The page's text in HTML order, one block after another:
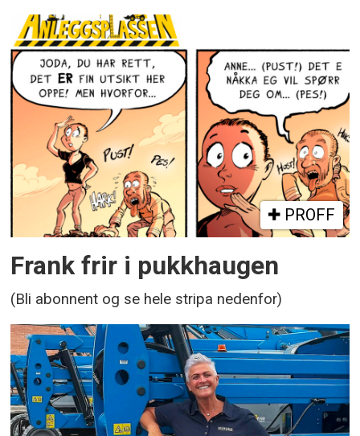
PROFF
Frank frir i pukkhaugen
(Bli abonnent og se hele stripa nedenfor)